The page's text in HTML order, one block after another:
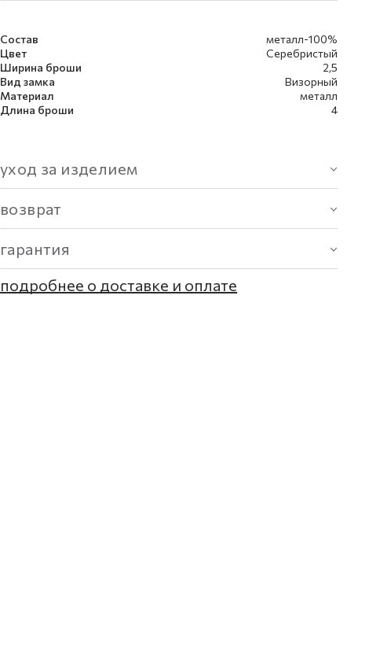
Состав
металл-100%
Цвет
Серебристый
Ширина броши
2,5
Вид замка
Визорный
Материал
металл
Длина броши
4
уход за изделием
возврат
гарантия
подробнее о доставке и оплате